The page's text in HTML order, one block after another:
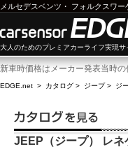
メルセデスベンツ ・ フォルクスワー
大人のためのプレミアカーライフ実現
新車時価格はメーカー発表当時の
EDGE.net > カタログ > ジープ> ジ
JEEP（ジープ） レ